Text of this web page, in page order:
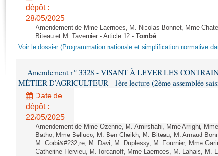
Rapports d'information
Rapports d'enquête
Rapports législatifs
Baromètre de l’application des lois
Dossiers législatifs
Budget et sécurité sociale
Questions écrites et orales
Comptes rendus des débats
Anciennes législatures
Liens vers les sites publics
dépôt :
28/05/2025
Amendement de Mme Laernoes, M. Nicolas Bonnet, Mme
Biteau et M. Tavernier - Article 12 - Tombé
Voir le dossier (Programmation nationale et simplification normative
Amendement n° 3328 - VISANT À LEVER LES
MÉTIER D’AGRICULTEUR - 1ère lecture (2ème assemblée
Date de
dépôt :
22/05/2025
Amendement de Mme Ozenne, M. Amirshahi, Mme Arrighi,
Batho, Mme Belluco, M. Ben Cheikh, M. Biteau, M. Arnaud
M. Corbi&#232;re, M. Davi, M. Duplessy, M. Fournier, Mme
Catherine Hervieu, M. Iordanoff, Mme Laernoes, M. Lahais, M.